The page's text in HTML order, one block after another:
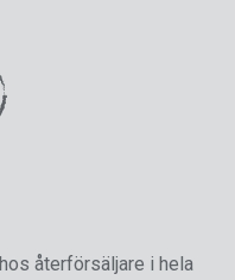
återförsäljare i hela